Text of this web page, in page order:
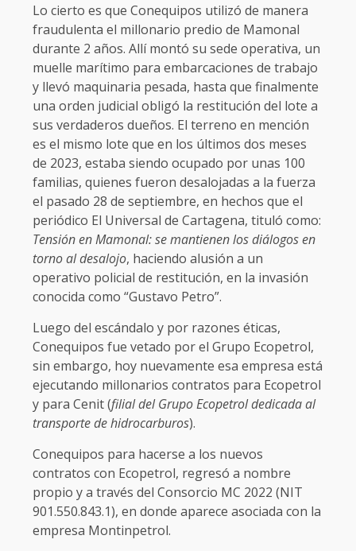
Lo cierto es que Conequipos utilizó de manera
fraudulenta el millonario predio de Mamonal
durante 2 años. Allí montó su sede operativa, un
muelle marítimo para embarcaciones de trabajo
y llevó maquinaria pesada, hasta que finalmente
una orden judicial obligó la restitución del lote a
sus verdaderos dueños. El terreno en mención
es el mismo lote que en los últimos dos meses
de 2023, estaba siendo ocupado por unas 100
familias, quienes fueron desalojadas a la fuerza
el pasado 28 de septiembre, en hechos que el
periódico El Universal de Cartagena, tituló como:
Tensión en Mamonal: se mantienen los diálogos en
torno al desalojo, haciendo alusión a un
operativo policial de restitución, en la invasión
conocida como “Gustavo Petro”.
Luego del escándalo y por razones éticas,
Conequipos fue vetado por el Grupo Ecopetrol,
sin embargo, hoy nuevamente esa empresa está
ejecutando millonarios contratos para Ecopetrol
y para Cenit (filial del Grupo Ecopetrol dedicada al
transporte de hidrocarburos).
Conequipos para hacerse a los nuevos
contratos con Ecopetrol, regresó a nombre
propio y a través del Consorcio MC 2022 (NIT
901.550.843.1), en donde aparece asociada con la
empresa Montinpetrol.